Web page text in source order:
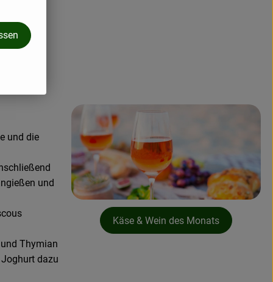
und die
und
Thymian
dazu
Käse & Wein des Monats